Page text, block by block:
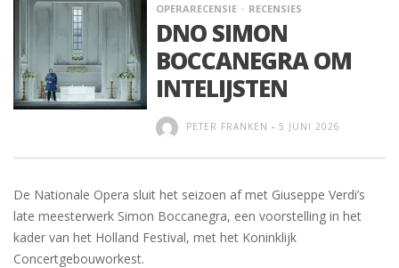
OPERARECENSIE
RECENSIES
DNO SIMON
BOCCANEGRA OM
INTELIJSTEN
PETER FRANKEN - 5 JUNI 2026
De Nationale Opera sluit het seizoen af met Giuseppe Verdi’s
late meesterwerk Simon Boccanegra, een voorstelling in het
kader van het Holland Festival, met het Koninklijk
Concertgebouworkest.